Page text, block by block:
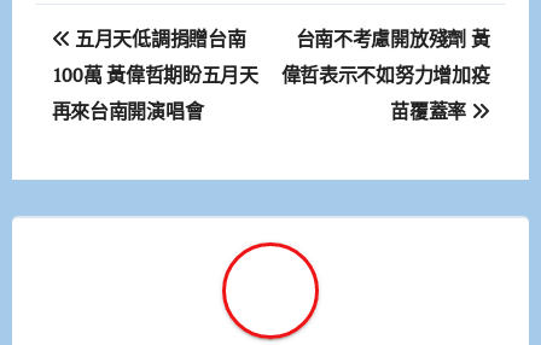
文
章
導
覽
五月天低調捐贈台南
100萬 黃偉哲期盼五月天
再來台南開演唱會
台南不考慮開放殘劑 黃
偉哲表示不如努力增加疫
苗覆蓋率